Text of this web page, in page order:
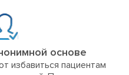
основе
избавиться пациентам